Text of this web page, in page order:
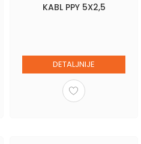
KABL PPY 5X2,5
DETALJNIJE